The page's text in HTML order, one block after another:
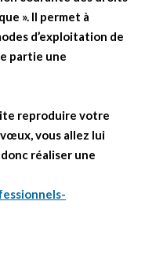
». Il permet à
d’exploitation de
partie une
reproduire votre
vous allez lui
réaliser une